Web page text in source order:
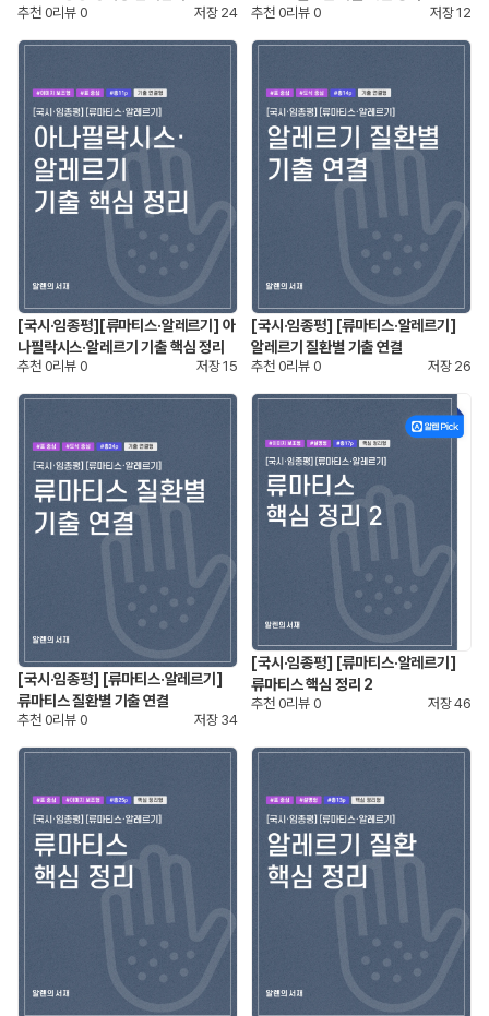
추천 0리뷰 0 저장 24 추천 0리뷰 0 저장12
[국시·임종평][류마티스·알레르기] 아
나필락시스·알레르기 기출 핵심 정리
추천 0리뷰 0 저장15
[국시·임종평] [류마티스·알레르기]
알레르기 질환별 기출 연결
추천 0리뷰 0 저장 26
[국시·임종평] [류마티스·알레르기]
류마티스 질환별 기출 연결
추천 0리뷰 0 저장 34
[국시·임종평] [류마티스·알레르기]
류마티스 핵심 정리 2
추천 0리뷰 0 저장46